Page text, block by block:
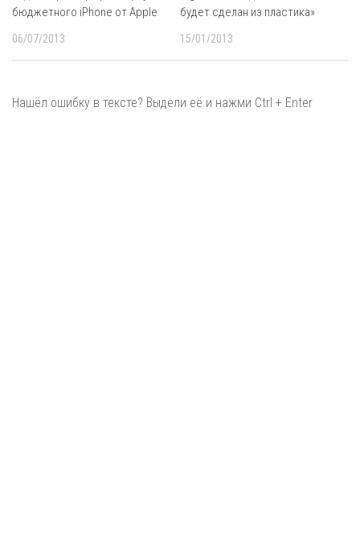
бюджетного iPhone от Apple
06/07/2013
будет сделан из пластика»
15/01/2013
Нашёл ошибку в тексте? Выдели её и нажми Ctrl + Enter